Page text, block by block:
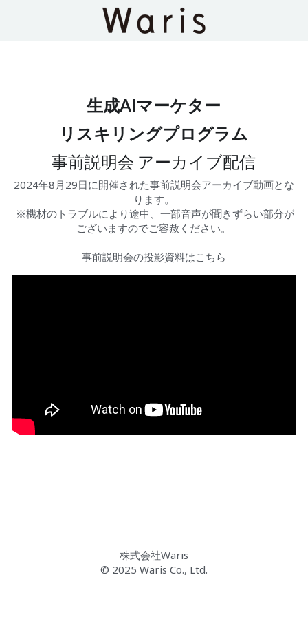
生成AIマーケター
リスキリングプログラム
事前説明会 アーカイブ配信
2024年8月29日に開催された事前説明会アーカイブ動画とな
ります。
ございますのでご容赦ください。
事前説明会の投影資料はこちら
株式会社Waris
© 2025 Waris Co., Ltd.